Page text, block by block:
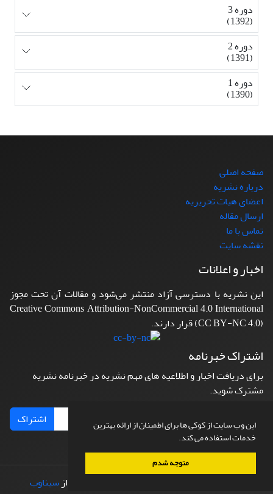
این وب سایت از کوکی ها برای اطمینان از ارائه بهترین
خدمات استفاده می کند.
متوجه شدم
دوره 3
(1392)
دوره 2
(1391)
دوره 1
(1390)
صفحه اصلی
درباره نشریه
اعضای هیات تحریریه
ارسال مقاله
تماس با ما
نقشه سایت
اخبار و اعلانات
این نشریه با دسترسی آزاد منتشر می‌شود و مقالات آن تحت مجوز
Creative Commons Attribution-NonCommercial 4.0 International
(CC BY-NC 4.0) قرار دارند.
اشتراک خبرنامه
برای دریافت اخبار و اطلاعیه های مهم نشریه در خبرنامه نشریه
مشترک شوید.
اشتراک
طراحی و پیاده سازی از سیناوب